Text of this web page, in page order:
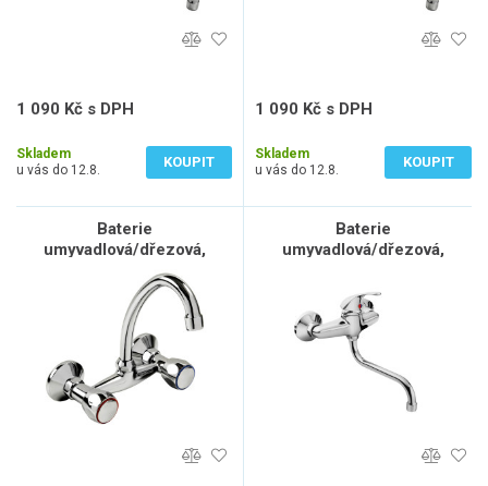
1 090 Kč s DPH
Skladem
u vás do 12.8.
KOUPIT
1 090 Kč s DPH
Skladem
u vás do 12.8.
KOUPIT
Baterie
umyvadlová/dřezová,
Baterie
umyvadlová/dřezová,